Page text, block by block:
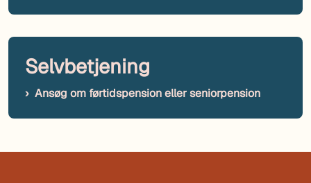
Selvbetjening
Ansøg om førtidspension eller seniorpension